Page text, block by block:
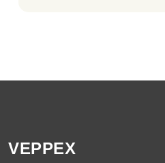
VEPPEX